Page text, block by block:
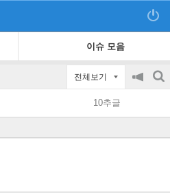
이슈 모음
전체보기
공
on/off
검
10추글